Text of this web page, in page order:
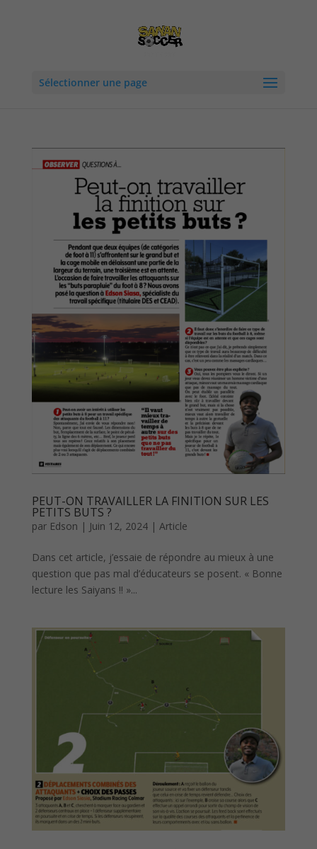
Sélectionner une page
PEUT-ON TRAVAILLER LA FINITION SUR LES
PETITS BUTS ?
par Edson | Juin 12, 2024| Article
Dans cet article, j’essaie de répondre au mieux à une
question que pas mal d’éducateurs se posent. « Bonne
lecture les Saiyans !! »...